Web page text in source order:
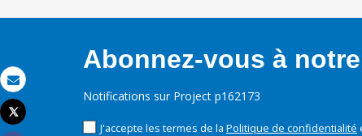
Email
Imprimer
Tweet
Abonnez-vous à
Notifications sur Project p162173
J'accepte les termes de la Politique de confidentialité